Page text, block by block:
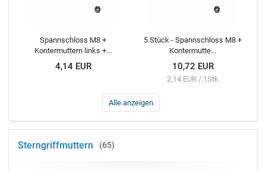
Spannschloss M8 +
Kontermuttern links +...
4,14 EUR
5 Stück - Spannschloss M8 +
Kontermutte...
10,72 EUR
2,14 EUR / 1Stk
Alle anzeigen
Sterngriffmuttern 65